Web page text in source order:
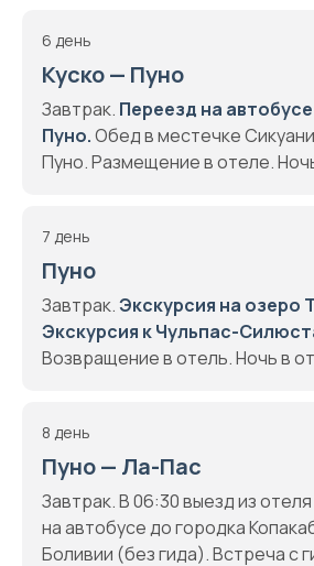
6 день
Куско — Пуно
Завтрак. Переезд на
Пуно.Oбед в местечке
Пуно. Размещение в отеле.
7 день
Пуно
Завтрак.Экскурсия на озеро
Экскурсия к Чульпас-
Возвращение в отель. Ночь в
8 день
Пуно — Ла-Пас
Завтрак. В 06:30 выезд из
на автобусе до городка
Боливии (без гида). Встреча с